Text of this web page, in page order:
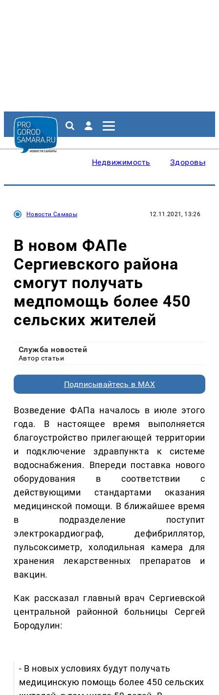
Недвижимость Здоровье
Новости Самары 12.11.2021, 13:26
В новом ФАПе
Сергиевского района
смогут получать
медпомощь более 450
сельских жителей
Служба новостей
Автор статьи
Подписывайтесь в MAX
Возведение ФАПа началось в июле этого
года. В настоящее время выполняется
благоустройство прилегающей территории
и подключение здравпункта к системе
водоснабжения. Впереди поставка нового
оборудования в соответствии с
действующими стандартами оказания
медицинской помощи. В ближайшее время
в подразделение поступит
электрокардиограф, дефибриллятор,
пульсоксиметр, холодильная камера для
хранения лекарственных препаратов и
вакцин.
Как рассказал главный врач Сергиевской
центральной районной больницы Сергей
Бородулин:
- В новых условиях будут получать
медицинскую помощь более 450 сельских